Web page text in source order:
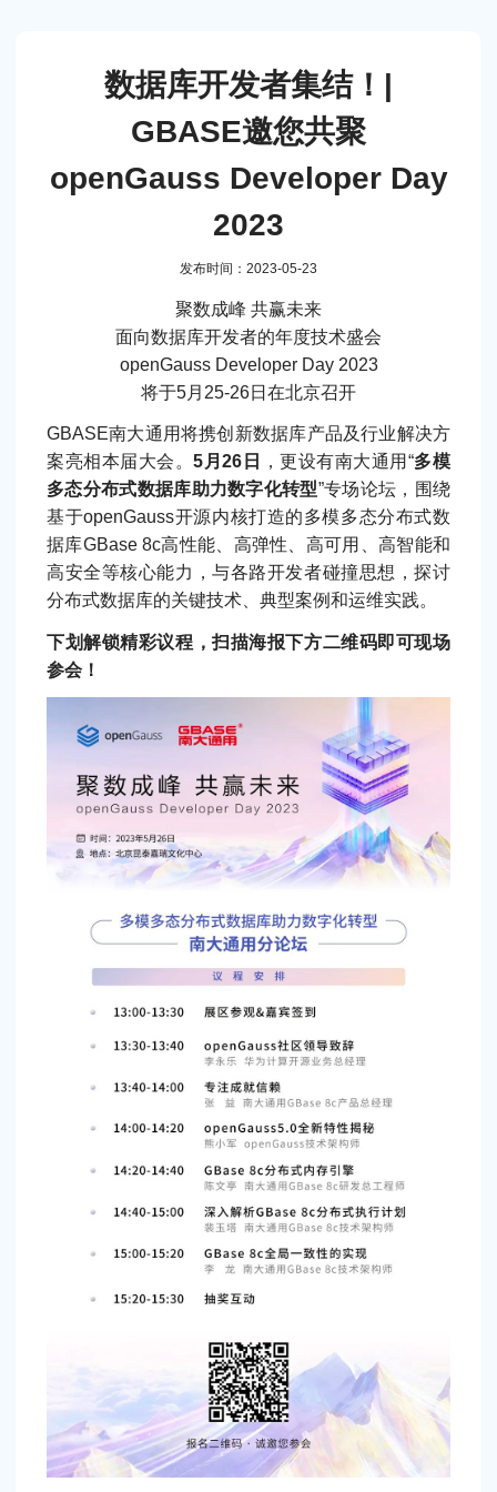
数据库开发者集结！|
GBASE邀您共聚
openGauss Developer Day
2023
发布时间：2023-05-23
聚数成峰 共赢未来
面向数据库开发者的年度技术盛会
openGauss Developer Day 2023
将于5月25-26日在北京召开
GBASE南大通用将携创新数据库产品及行业解决方
案亮相本届大会。5月26日 ，更设有南大通用“多模
多态分布式数据库助力数字化转型”专场论坛，围绕
基于openGauss开源内核打造的多模多态分布式数
据库GBase 8c高性能、高弹性、高可用、高智能和
高安全等核心能力，与各路开发者碰撞思想，探讨
分布式数据库的关键技术、典型案例和运维实践。
下划解锁精彩议程，扫描海报下方二维码即可现场
参会！